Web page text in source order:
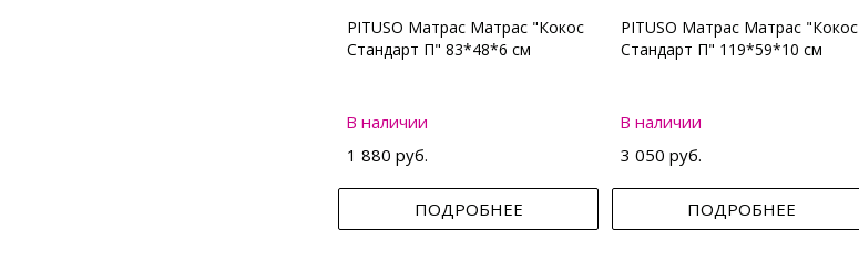
PITUSO Матрас Матрас "Кокос
Стандарт П" 83*48*6 см
В наличии
1 880 руб.
ПОДРОБНЕЕ
PITUSO Матрас Матрас "Кокос
Стандарт П" 119*59*10 см
В наличии
3 050 руб.
ПОДРОБНЕЕ